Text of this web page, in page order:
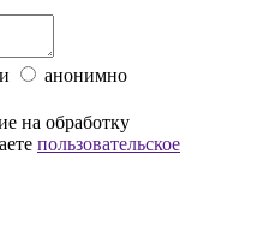
анонимно
на обработку
пользовательское